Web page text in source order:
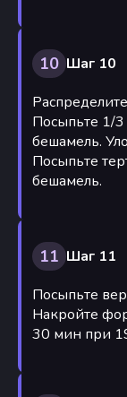
10 Шаг 10
Посыпьте 1/3
бешамель.
Посыпьте
бешамель.
11 Шаг 11
Посыпьте
Накройте
30 мин при